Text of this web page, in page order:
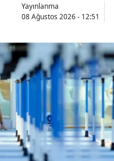
Yayınlanma
08 Ağustos 2026 - 12:51